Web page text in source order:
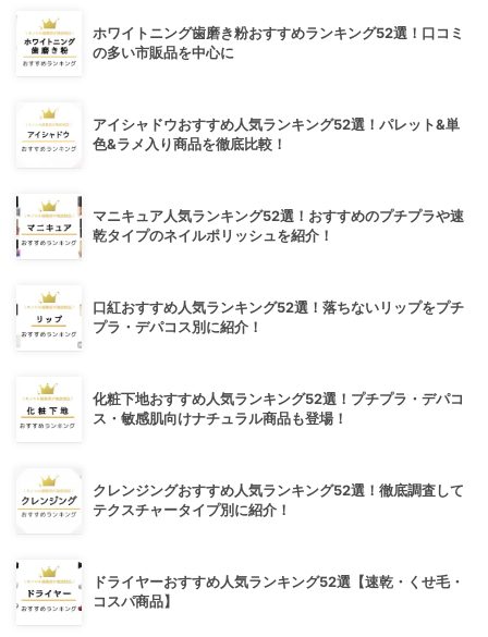
ホワイトニング歯磨き粉おすすめランキング52選！口コミ
の多い市販品を中心に
アイシャドウおすすめ人気ランキング52選！パレット&単
色&ラメ入り商品を徹底比較！
マニキュア人気ランキング52選！おすすめのプチプラや速
乾タイプのネイルポリッシュを紹介！
口紅おすすめ人気ランキング52選！落ちないリップをプチ
プラ・デパコス別に紹介！
化粧下地おすすめ人気ランキング52選！プチプラ・デパコ
ス・敏感肌向けナチュラル商品も登場！
クレンジングおすすめ人気ランキング52選！徹底調査して
テクスチャータイプ別に紹介！
ドライヤーおすすめ人気ランキング52選【速乾・くせ毛・
コスパ商品】